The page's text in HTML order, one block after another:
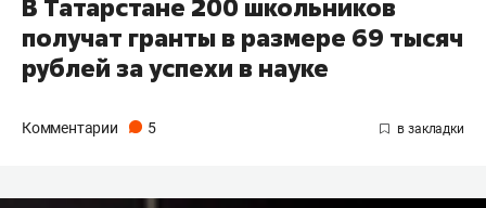
В Татарстане 200 школьников
получат гранты в размере 69 тысяч
рублей за успехи в науке
Комментарии 5